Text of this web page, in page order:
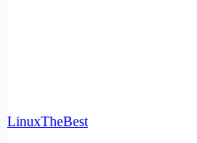
LinuxTheBest